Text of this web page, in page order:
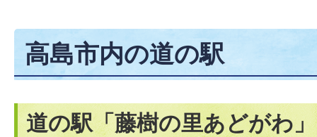
高島市内の道の駅
道の駅「藤樹の里あどがわ